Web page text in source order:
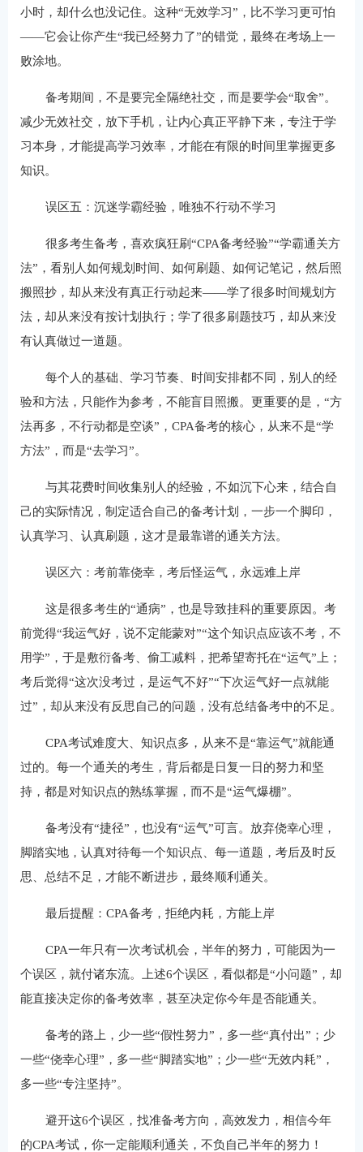
小时，却什么也没记住。这种“无效学习”，比不学习更可怕
——它会让你产生“我已经努力了”的错觉，最终在考场上一
败涂地。
备考期间，不是要完全隔绝社交，而是要学会“取舍”。
减少无效社交，放下手机，让内心真正平静下来，专注于学
习本身，才能提高学习效率，才能在有限的时间里掌握更多
知识。
误区五：沉迷学霸经验，唯独不行动不学习
很多考生备考，喜欢疯狂刷“CPA备考经验”“学霸通关方
法”，看别人如何规划时间、如何刷题、如何记笔记，然后照
搬照抄，却从来没有真正行动起来——学了很多时间规划方
法，却从来没有按计划执行；学了很多刷题技巧，却从来没
有认真做过一道题。
每个人的基础、学习节奏、时间安排都不同，别人的经
验和方法，只能作为参考，不能盲目照搬。更重要的是，“方
法再多，不行动都是空谈”，CPA备考的核心，从来不是“学
方法”，而是“去学习”。
与其花费时间收集别人的经验，不如沉下心来，结合自
己的实际情况，制定适合自己的备考计划，一步一个脚印，
认真学习、认真刷题，这才是最靠谱的通关方法。
误区六：考前靠侥幸，考后怪运气，永远难上岸
这是很多考生的“通病”，也是导致挂科的重要原因。考
前觉得“我运气好，说不定能蒙对”“这个知识点应该不考，不
用学”，于是敷衍备考、偷工减料，把希望寄托在“运气”上；
考后觉得“这次没考过，是运气不好”“下次运气好一点就能
过”，却从来没有反思自己的问题，没有总结备考中的不足。
CPA考试难度大、知识点多，从来不是“靠运气”就能通
过的。每一个通关的考生，背后都是日复一日的努力和坚
持，都是对知识点的熟练掌握，而不是“运气爆棚”。
备考没有“捷径”，也没有“运气”可言。放弃侥幸心理，
脚踏实地，认真对待每一个知识点、每一道题，考后及时反
思、总结不足，才能不断进步，最终顺利通关。
最后提醒：CPA备考，拒绝内耗，方能上岸
CPA一年只有一次考试机会，半年的努力，可能因为一
个误区，就付诸东流。上述6个误区，看似都是“小问题”，却
能直接决定你的备考效率，甚至决定你今年是否能通关。
备考的路上，少一些“假性努力”，多一些“真付出”；少
一些“侥幸心理”，多一些“脚踏实地”；少一些“无效内耗”，
多一些“专注坚持”。
避开这6个误区，找准备考方向，高效发力，相信今年
的CPA考试，你一定能顺利通关，不负自己半年的努力！